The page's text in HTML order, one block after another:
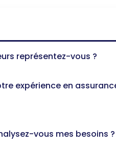
représentez-vous ?
expérience en
vous mes besoins ?